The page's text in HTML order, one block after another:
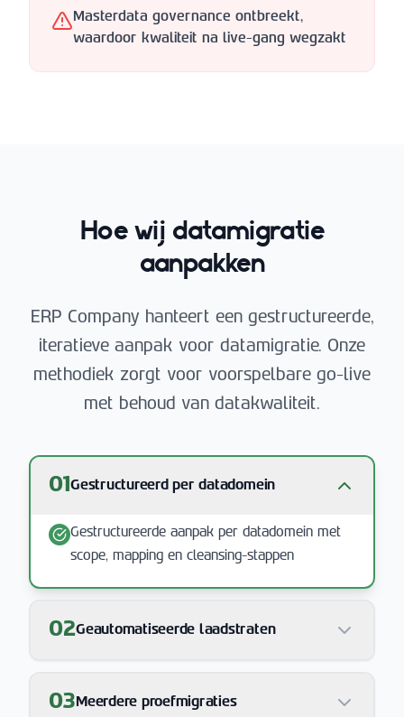
Masterdata governance ontbreekt,
waardoor kwaliteit na live-gang wegzakt
Hoe wij datamigratie
aanpakken
ERP Company hanteert een gestructureerde,
iteratieve aanpak voor datamigratie. Onze
methodiek zorgt voor voorspelbare go-live
met behoud van datakwaliteit.
01Gestructureerd per datadomein
Gestructureerde aanpak per datadomein met
scope, mapping en cleansing-stappen
02Geautomatiseerde laadstraten
03 Meerdere proefmigraties